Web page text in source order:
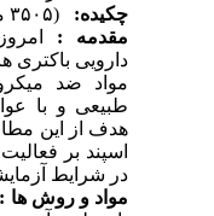
چکیده:
(۳۵۰۵ مشاهده)
مقدمه :
دارویی باکتری
مواد ضد
طبیعی و با
هدف از این
اسپند بر
در شرایط
مواد و روش ها :